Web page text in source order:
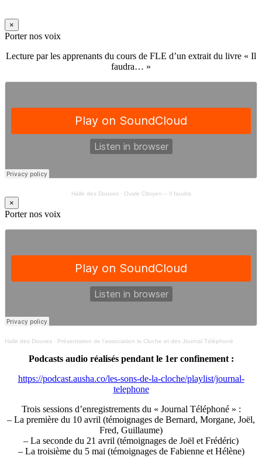
×
Porter nos voix
Lecture par les apprenants du cours de FLE d’un extrait du livre « Il
faudra… »
Halle des Douves· Ovale Citoyen – Il faudra
×
Porter nos voix
Halle des Douves · Présentation de l’association la Cloche et des Journal Téléphoné
Podcasts audio réalisés pendant le 1er confinement :
https://podcast.ausha.co/les-sons-de-la-cloche/playlist/journal-
telephone
Trois sessions d’enregistrements du « Journal Téléphoné » :
– La première du 10 avril (témoignages de Bernard, Morgane, Joël,
Fred, Guillaume)
– La seconde du 21 avril (témoignages de Joël et Frédéric)
– La troisième du 5 mai (témoignages de Fabienne et Hélène)